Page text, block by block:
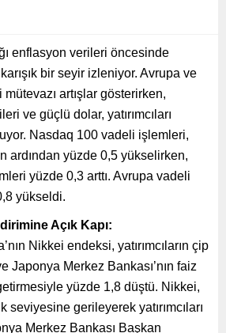
enflasyon verileri öncesinde
bir seyir izleniyor. Avrupa ve
artışlar gösterirken,
ve güçlü dolar, yatırımcıları
Nasdaq 100 vadeli işlemleri,
ardından yüzde 0,5 yükselirken,
yüzde 0,3 arttı. Avrupa vadeli
yükseldi.
Açık Kapı:
Nikkei endeksi, yatırımcıların çip
Japonya Merkez Bankası’nın faiz
getirmesiyle yüzde 1,8 düştü. Nikkei,
seviyesine gerileyerek yatırımcıları
Merkez Bankası Başkan